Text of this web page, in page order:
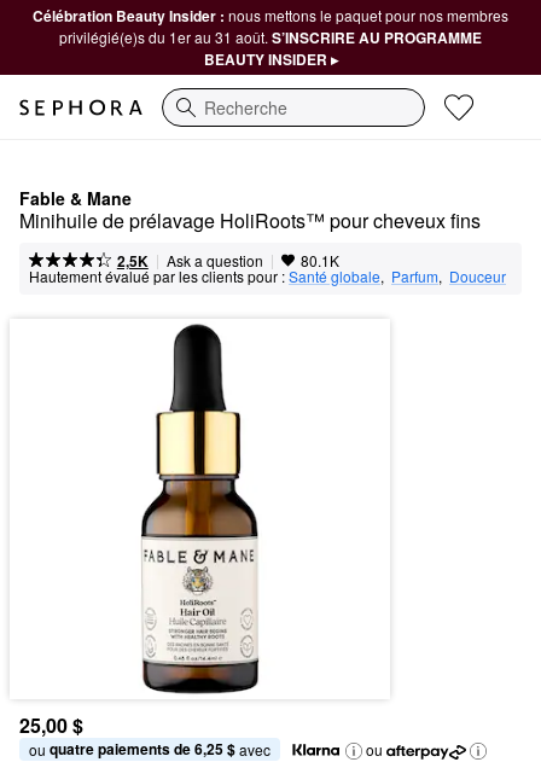
Célébration Beauty Insider : nous mettons le paquet pour nos membres
privilégié(e)s du 1er au 31 août. S’INSCRIRE AU PROGRAMME
BEAUTY INSIDER ▸
Recherche
Fable & Mane
Minihuile de prélavage HoliRoots™ pour cheveux fins
2,5K | Ask a question | 80.1K
Hautement évalué par les clients pour :Santé globale, Parfum, Douceur
25,00 $
ou quatre paiements de 6,25 $ avec
ou